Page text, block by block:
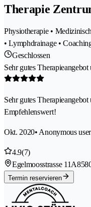
Therapie
Physiotherapie •
• Lymphdrainage •
Geschlossen
Sehr gutes
Sehr gutes
Empfehlenswert!
Okt. 2020• Anonymous user
4.9(7)
Egelmoosstrasse 11A
Termin reservieren